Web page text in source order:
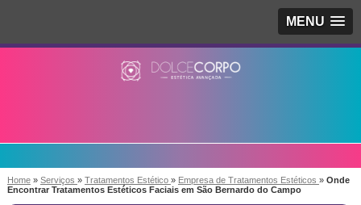
MENU
Home » Serviços » Tratamentos Estético » Empresa de Tratamentos Estéticos » Onde
Encontrar Tratamentos Estéticos Faciais em São Bernardo do Campo